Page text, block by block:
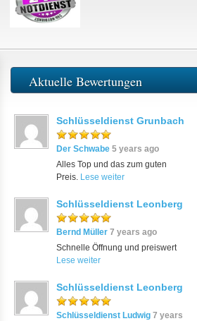
Aktuelle Bewertungen
Schlüsseldienst Grunbach
Der Schwabe 5 years ago
Alles Top und das zum guten
Preis. Lese weiter
Schlüsseldienst Leonberg
Bernd Müller 7 years ago
Schnelle Öffnung und preiswert
Lese weiter
Schlüsseldienst Leonberg
Schlüsseldienst Ludwig 7 years